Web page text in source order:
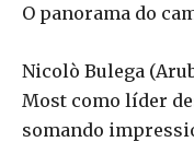
O panorama do
Nicolò Bulega
Most como líder
somando